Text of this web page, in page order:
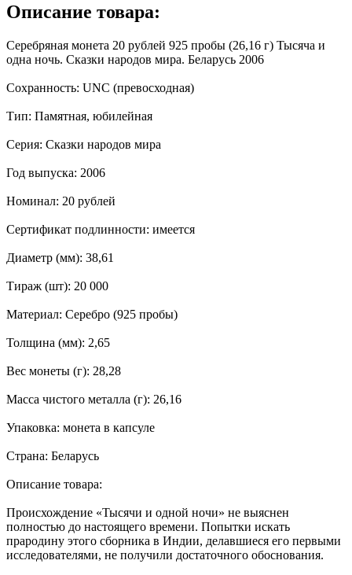
Описание товара:
Серебряная монета 20 рублей 925 пробы (26,16 г) Тысяча и
одна ночь. Сказки народов мира. Беларусь 2006
Сохранность: UNC (превосходная)
Тип: Памятная, юбилейная
Серия: Сказки народов мира
Год выпуска: 2006
Номинал: 20 рублей
Сертификат подлинности: имеется
Диаметр (мм): 38,61
Тираж (шт): 20 000
Материал: Серебро (925 пробы)
Толщина (мм): 2,65
Вес монеты (г): 28,28
Масса чистого металла (г): 26,16
Упаковка: монета в капсуле
Страна: Беларусь
Описание товара:
Происхождение «Тысячи и одной ночи» не выяснен
полностью до настоящего времени. Попытки искать
прародину этого сборника в Индии, делавшиеся его первыми
исследователями, не получили достаточного обоснования.